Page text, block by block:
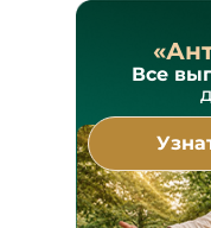
Все